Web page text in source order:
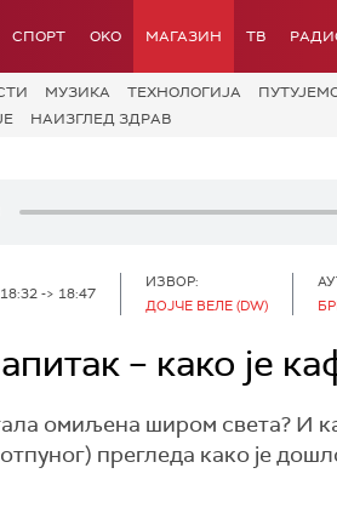
СПОРТ OKO МАГАЗИН ТВ
МУЗИКА ТЕХНОЛОГИЈA
НАИЗГЛЕД ЗДРАВ
-> 18:47
ИЗВОР:
ДОЈЧЕ ВЕЛЕ (DW)
– како је
омиљена широм света? И
прегледа како је